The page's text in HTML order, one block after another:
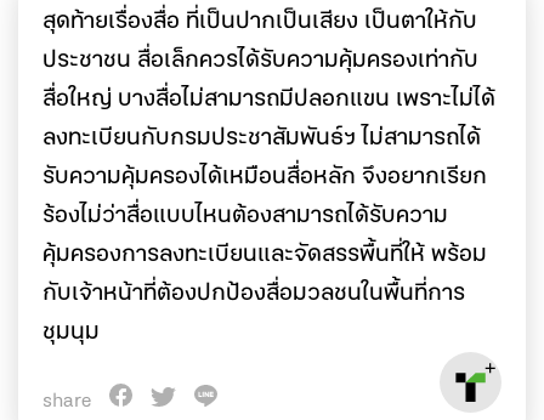
สุดท้ายเรื่องสื่อ ที่เป็นปากเป็นเสียง เป็นตาให้กับ
ประชาชน สื่อเล็กควรได้รับความคุ้มครองเท่ากับ
สื่อใหญ่ บางสื่อไม่สามารถมีปลอกแขน เพราะไม่ได้
ลงทะเบียนกับกรมประชาสัมพันธ์ฯ ไม่สามารถได้
รับความคุ้มครองได้เหมือนสื่อหลัก จึงอยากเรียก
ร้องไม่ว่าสื่อแบบไหนต้องสามารถได้รับความ
คุ้มครองการลงทะเบียนและจัดสรรพื้นที่ให้ พร้อม
กับเจ้าหน้าที่ต้องปกป้องสื่อมวลชนในพื้นที่การ
ชุมนุม
share